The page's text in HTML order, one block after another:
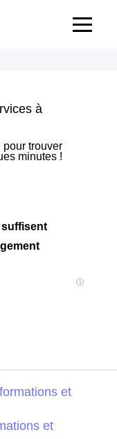
à
trouver
minutes !
suffisent
et
et